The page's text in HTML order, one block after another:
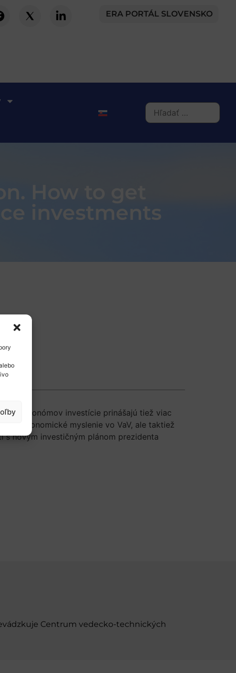
ERA PORTÁL SLOVENSKO
How to get
investments
aj ekonómov investície prinášajú tiež viac
ekonomické myslenie vo VaV, ale taktiež
novým investičným plánom prezidenta
Centrum vedecko-technických